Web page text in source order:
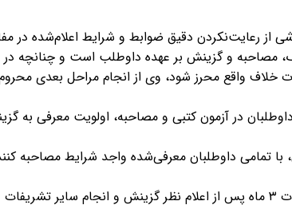
از رعایت‌نکردن دقیق ضوابط و شرایط اعلام‌شده در
مصاحبه و گزینش بر عهده داوطلب است و چنانچه
خلاف واقع محرز شود، وی از انجام مراحل بعدی
در آزمون کتبی و مصاحبه، اولویت معرفی به
تمامی داوطلبان معرفی‌شده واجد شرایط مصاحبه
مطابق این اصلاحیه، دستگاه‌های اجرایی موظفند حداکثر ظرف مدت ۳ ماه پس از اعلام نظر گزینش و انجام سایر تشریفات